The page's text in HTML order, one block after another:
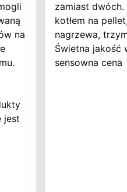
na
jest
zamiast dwóch.
kotłem na
nagrzewa,
Świetna jakość
sensowna cena